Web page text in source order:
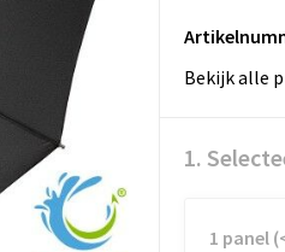
Bekijk alle
1.
1 panel